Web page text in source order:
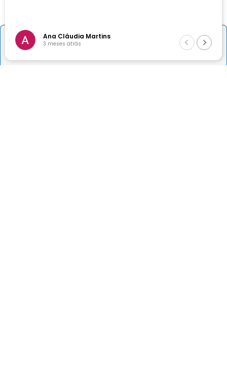
＋
－ Comprar
Institucional
Sua Conta
Ana Cláudia Martins
3 meses atrás